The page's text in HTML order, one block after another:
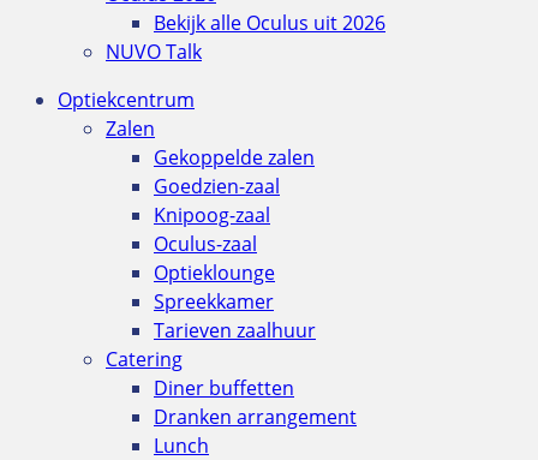
Bekijk alle Oculus uit 2026
NUVO Talk
Optiekcentrum
Zalen
Gekoppelde zalen
Goedzien-zaal
Knipoog-zaal
Oculus-zaal
Optieklounge
Spreekkamer
Tarieven zaalhuur
Catering
Diner buffetten
Dranken arrangement
Lunch